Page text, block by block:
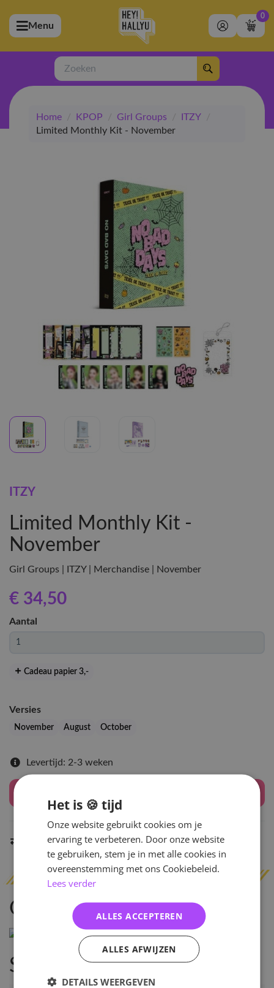
(Artiesten)
(Merchandise)
(Exclusive)
(Winkel)
Menu
0
Zoeken
Home / KPOP / Girl Groups / ITZY
/
Limited Monthly Kit - November
ITZY
Limited Monthly Kit -
November
Girl Groups | ITZY | Merchandise | November
€ 34,50
Aantal
Cadeau papier 3,-
Versies
November August October
Levertijd: 2-3 weken
Indien op voorraadbinnen 2 werkdagenverzonden
Omschrijving
Specificaties
Het is 🍪 tijd
Onze website gebruikt cookies om je
ervaring te verbeteren. Door onze website
te gebruiken, stem je in met alle cookies in
overeenstemming met ons Cookiebeleid.
Lees verder
ALLES ACCEPTEREN
ALLES AFWIJZEN
DETAILS WEERGEVEN